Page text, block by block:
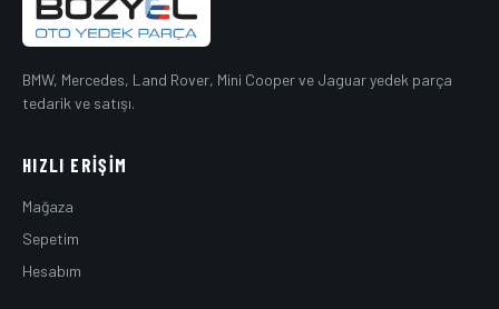
BMW, Mercedes, Land Rover, Mini Cooper ve Jaguar yedek parça
tedarik ve satışı.
HIZLI ERIŞIM
Mağaza
Sepetim
Hesabım